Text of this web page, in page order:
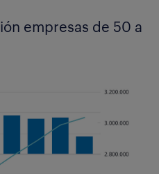
empresas de 50 a